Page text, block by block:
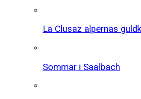
La Clusaz alpernas
Sommar i Saalbach